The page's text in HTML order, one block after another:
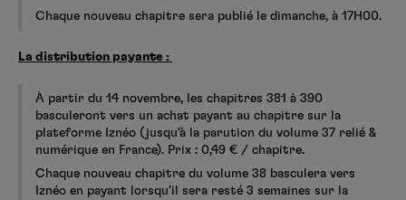
Chaque nouveau chapitre sera publié le dimanche, à 17H00.
La distribution payante :
À partir du 14 novembre, les chapitres 381 à 390
basculeront vers un achat payant au chapitre sur la
plateforme Iznéo (jusqu’à la parution du volume 37 relié &
numérique en France). Prix : 0,49 € / chapitre.
Chaque nouveau chapitre du volume 38 basculera vers
Iznéo en payant lorsqu’il sera resté 3 semaines sur la